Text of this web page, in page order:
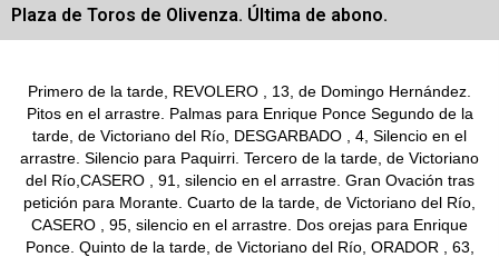
Plaza de Toros de Olivenza. Última de abono.
Primero de la tarde, REVOLERO , 13, de Domingo Hernández.
Pitos en el arrastre. Palmas para Enrique Ponce Segundo de la
tarde, de Victoriano del Río, DESGARBADO , 4, Silencio en el
arrastre. Silencio para Paquirri. Tercero de la tarde, de Victoriano
del Río,CASERO , 91, silencio en el arrastre. Gran Ovación tras
petición para Morante. Cuarto de la tarde, de Victoriano del Río,
CASERO , 95, silencio en el arrastre. Dos orejas para Enrique
Ponce. Quinto de la tarde, de Victoriano del Río, ORADOR , 63,